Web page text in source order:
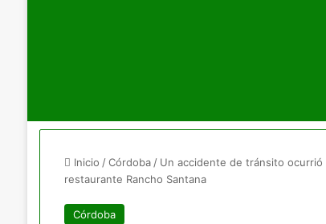
Inicio / Córdoba / Un accidente de tránsito ocurrió
restaurante Rancho Santana
Córdoba